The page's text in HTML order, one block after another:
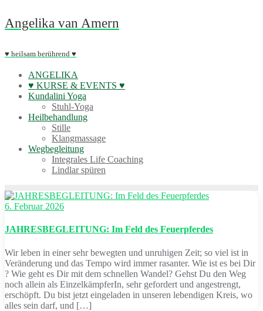
Skip
to
Angelika van Amern
♥ heilsam berührend ♥
ANGELIKA
♥ KURSE & EVENTS ♥
Kundalini Yoga
Stuhl-Yoga
Heilbehandlung
Stille
Klangmassage
Wegbegleitung
Integrales Life Coaching
Lindlar spüren
6. Februar 2026
JAHRESBEGLEITUNG: Im Feld des Feuerpferdes
Wir leben in einer sehr bewegten und unruhigen Zeit; so viel ist in
Veränderung und das Tempo wird immer rasanter. Wie ist es bei Dir
? Wie geht es Dir mit dem schnellen Wandel? Gehst Du den Weg
noch allein als EinzelkämpferIn, sehr gefordert und angestrengt,
erschöpft. Du bist jetzt eingeladen in unseren lebendigen Kreis, wo
alles sein darf, und […]